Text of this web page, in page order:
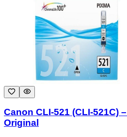
Canon CLI-521 (CLI-521C)
Original